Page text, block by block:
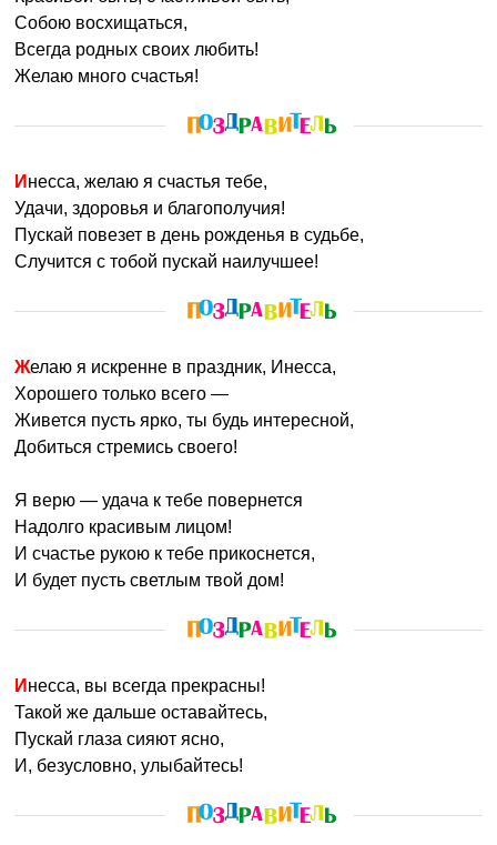
Собою восхищаться,
Всегда родных своих любить!
Желаю много счастья!
Инесса, желаю я счастья тебе,
Удачи, здоровья и благополучия!
Пускай повезет в день рожденья в судьбе,
Случится с тобой пускай наилучшее!
Желаю я искренне в праздник, Инесса,
Хорошего только всего —
Живется пусть ярко, ты будь интересной,
Добиться стремись своего!
Я верю — удача к тебе повернется
Надолго красивым лицом!
И счастье рукою к тебе прикоснется,
И будет пусть светлым твой дом!
Инесса, вы всегда прекрасны!
Такой же дальше оставайтесь,
Пускай глаза сияют ясно,
И, безусловно, улыбайтесь!